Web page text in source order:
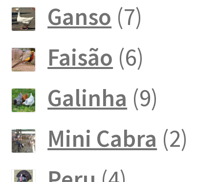
Ganso 77
Faisão 66
Galinha 99
Mini Cabra 22